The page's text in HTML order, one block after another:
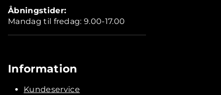
Åbningstider:
Mandag til fredag: 9.00-17.00
Information
Kundeservice